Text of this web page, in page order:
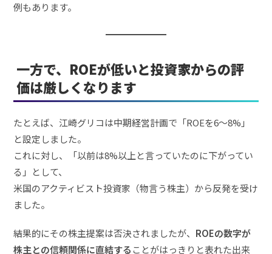
例もあります。
一方で、ROEが低いと投資家からの評
価は厳しくなります
たとえば、江崎グリコは中期経営計画で「ROEを6～8%」
と設定しました。
これに対し、「以前は8%以上と言っていたのに下がってい
る」として、
米国のアクティビスト投資家（物言う株主）から反発を受け
ました。
結果的にその株主提案は否決されましたが、 ROEの数字が
株主との信頼関係に直結する ことがはっきりと表れた出来